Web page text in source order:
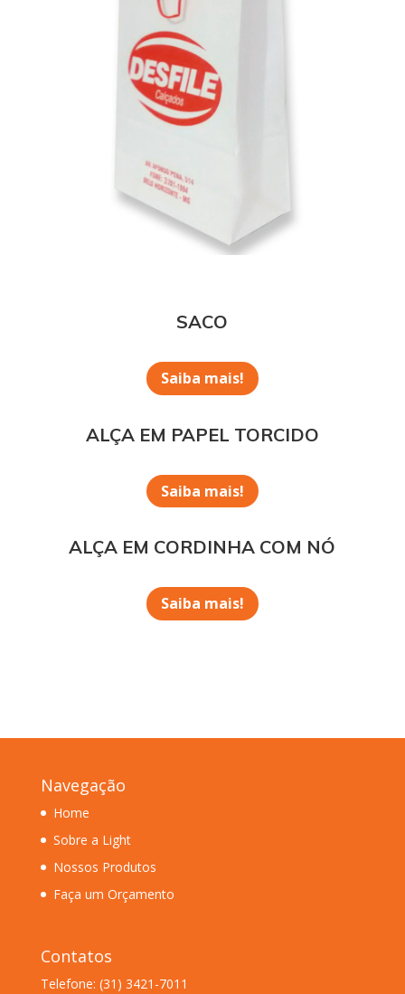
SACO
Saiba mais!
ALÇA EM PAPEL TORCIDO
Saiba mais!
ALÇA EM CORDINHA COM NÓ
Saiba mais!
Navegação
Home
Sobre a Light
Nossos Produtos
Faça um Orçamento
Contatos
Telefone: (31) 3421-7011